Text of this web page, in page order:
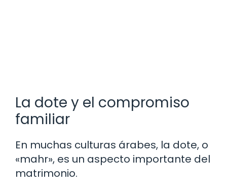
La dote y el compromiso
familiar
En muchas culturas árabes, la dote, o
«mahr», es un aspecto importante del
matrimonio.